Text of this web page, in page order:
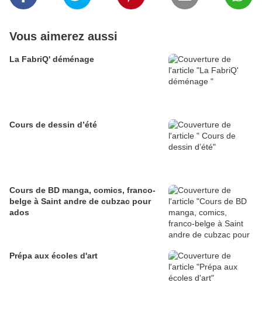
Vous aimerez aussi
La FabriQ' déménage
Cours de dessin d’été
Cours de BD manga, comics, franco-
belge à Saint andre de cubzac pour
ados
Prépa aux écoles d'art